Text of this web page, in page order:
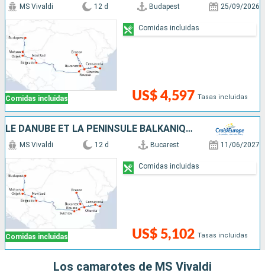
Comidas incluidas
MS Vivaldi 12 d Budapest 25/09/2026
US$ 4,597 Tasas incluidas
Comidas incluidas
LE DANUBE ET LA PÉNINSULE BALKANIQUE - DE BUCAREST À BUDAPEST
Comidas incluidas
MS Vivaldi 12 d Bucarest 11/06/2027
US$ 5,102 Tasas incluidas
Comidas incluidas
Los camarotes de MS Vivaldi